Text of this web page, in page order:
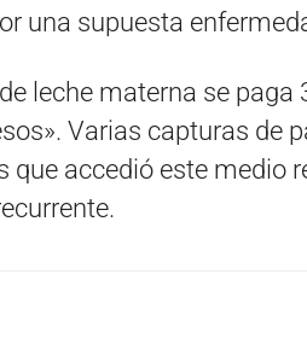
una supuesta
leche materna se paga
Varias capturas de
que accedió este medio